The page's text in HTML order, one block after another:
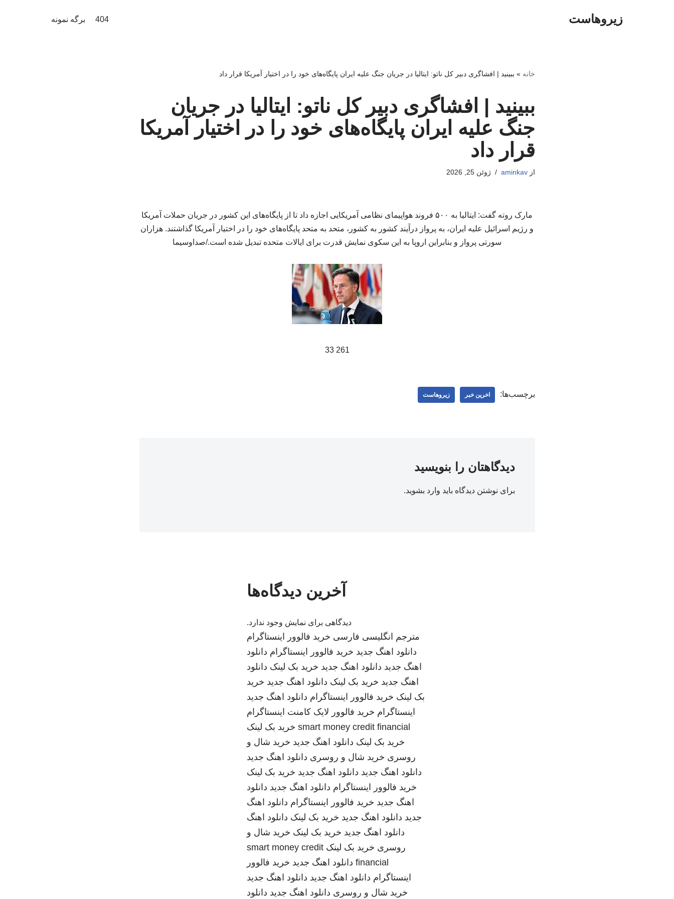
زیروهاست 404 برگه نمونه
خانه » ببینید | افشاگری دبیر کل ناتو: ایتالیا در جریان جنگ علیه ایران پایگاه‌های خود را در اختیار آمریکا قرار داد
ببینید | افشاگری دبیر کل ناتو: ایتالیا در جریان
جنگ علیه ایران پایگاه‌های خود را در اختیار آمریکا
قرار داد
ازaminkav ژوئن 25, 2026
مارک روته گفت: ایتالیا به ۵۰۰ فروند هواپیمای نظامی آمریکایی اجازه داد تا از پایگاه‌های این کشور در جریان حملات آمریکا
و رژیم اسرائیل علیه ایران، به پرواز درآیند کشور به کشور، متحد به متحد پایگاه‌های خود را در اختیار آمریکا گذاشتند. هزاران
سورتی پرواز و بنابراین اروپا به این سکوی نمایش قدرت برای ایالات متحده تبدیل شده است./صداوسیما
261 33
برچسب‌ها: اخرین خبر زیروهاست
دیدگاهتان را بنویسید
برای نوشتن دیدگاه باید وارد بشوید.
آخرین دیدگاه‌ها
دیدگاهی برای نمایش وجود ندارد.
مترجم انگلیسی فارسی خرید فالوور اینستاگرام
دانلود اهنگ جدید خرید فالوور اینستاگرام دانلود
اهنگ جدید دانلود اهنگ جدید خرید بک لینک دانلود
اهنگ جدید خرید بک لینک دانلود اهنگ جدید خرید
بک لینک خرید فالوور اینستاگرام دانلود اهنگ جدید
اینستاگرام خرید فالوور لایک کامنت اینستاگرام
smart money credit financial خرید بک لینک
خرید بک لینک دانلود اهنگ جدید خرید شال و
روسری خرید شال و روسری دانلود اهنگ جدید
دانلود اهنگ جدید دانلود اهنگ جدید خرید بک لینک
خرید فالوور اینستاگرام دانلود اهنگ جدید دانلود
اهنگ جدید خرید فالوور اینستاگرام دانلود اهنگ
جدید دانلود اهنگ جدید خرید بک لینک دانلود اهنگ
دانلود اهنگ جدید خرید بک لینک خرید شال و
روسری خرید بک لینک smart money credit
financial دانلود اهنگ جدید خرید فالوور
اینستاگرام دانلود اهنگ جدید دانلود اهنگ جدید
خرید شال و روسری دانلود اهنگ جدید دانلود